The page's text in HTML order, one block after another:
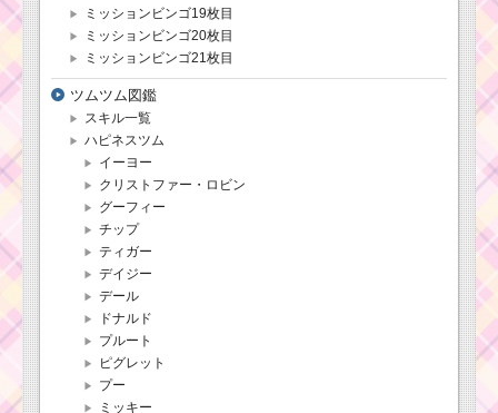
ミッションビンゴ19枚目
ミッションビンゴ20枚目
ミッションビンゴ21枚目
ツムツム図鑑
スキル一覧
ハピネスツム
イーヨー
クリストファー・ロビン
グーフィー
チップ
ティガー
デイジー
デール
ドナルド
プルート
ピグレット
プー
ミッキー